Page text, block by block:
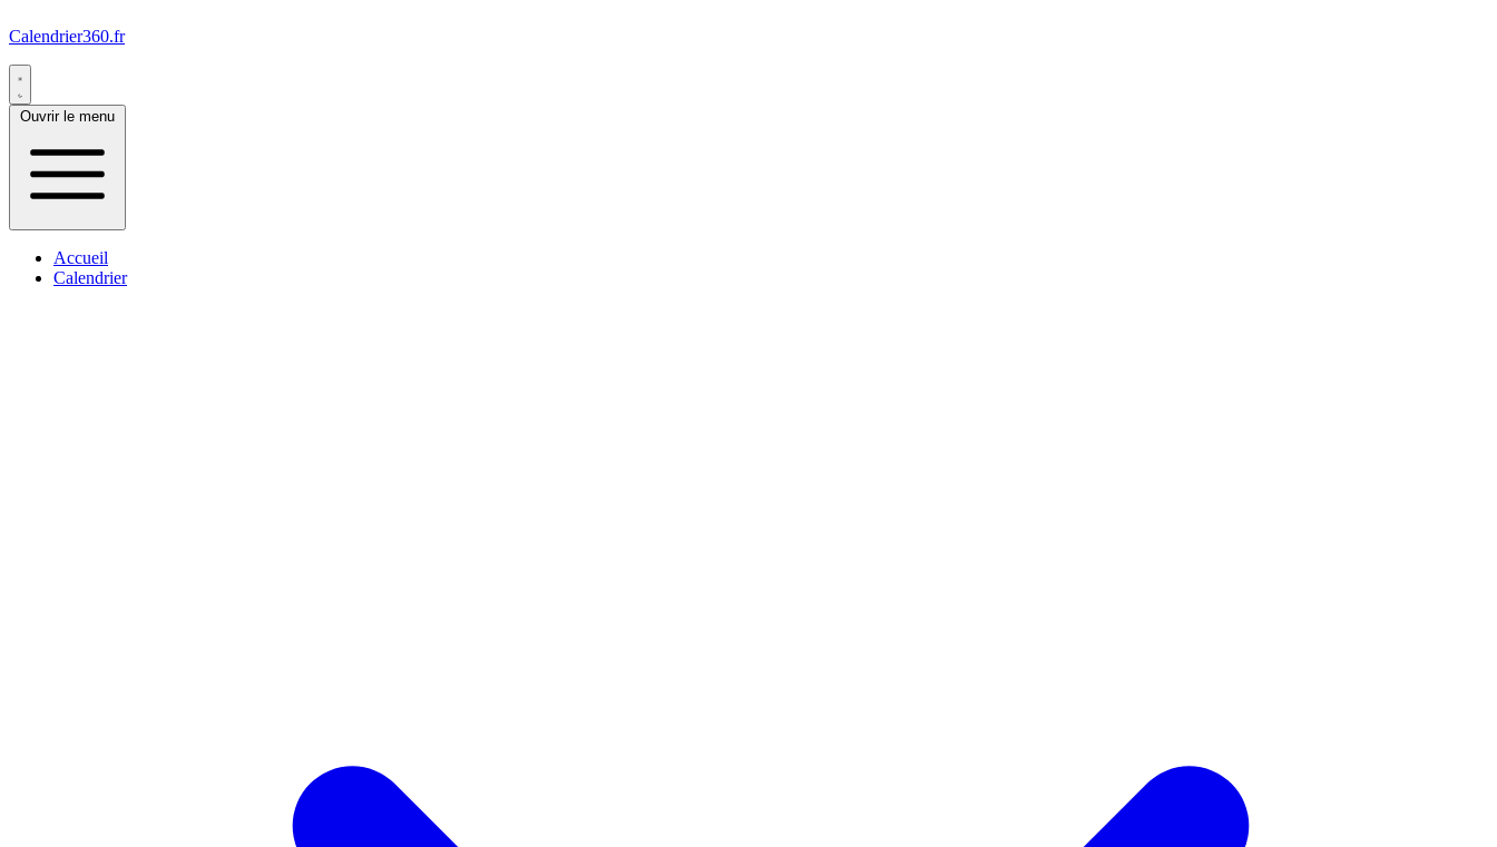
Calendrier360.fr
Ouvrir le menu
Accueil
Calendrier